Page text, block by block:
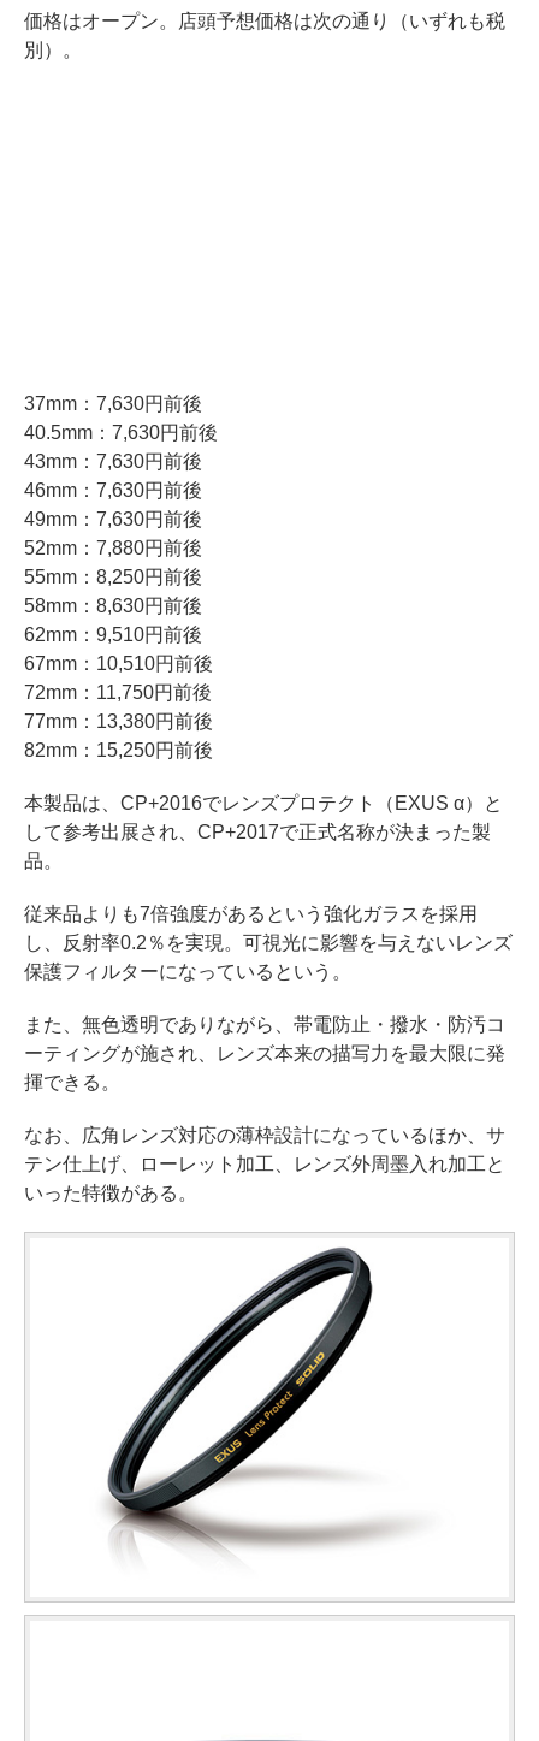
価格はオープン。店頭予想価格は次の通り（いずれも税
別）。
37mm：7,630円前後
40.5mm：7,630円前後
43mm：7,630円前後
46mm：7,630円前後
49mm：7,630円前後
52mm：7,880円前後
55mm：8,250円前後
58mm：8,630円前後
62mm：9,510円前後
67mm：10,510円前後
72mm：11,750円前後
77mm：13,380円前後
82mm：15,250円前後
本製品は、CP+2016でレンズプロテクト（EXUS α）と
して参考出展され、CP+2017で正式名称が決まった製
品。
従来品よりも7倍強度があるという強化ガラスを採用
し、反射率0.2％を実現。可視光に影響を与えないレンズ
保護フィルターになっているという。
また、無色透明でありながら、帯電防止・撥水・防汚コ
ーティングが施され、レンズ本来の描写力を最大限に発
揮できる。
なお、広角レンズ対応の薄枠設計になっているほか、サ
テン仕上げ、ローレット加工、レンズ外周墨入れ加工と
いった特徴がある。